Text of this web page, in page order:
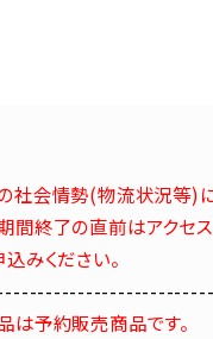
会情勢(物流状況等)に
終了の直前はアクセス
みください。
は予約販売商品です。